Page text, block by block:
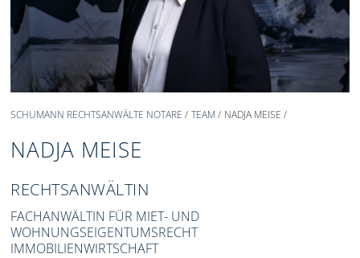
SCHUMANN RECHTSANWÄLTE NOTARE TEAM NADJA MEISE
NADJA MEISE
RECHTSANWÄLTIN
FACHANWÄLTIN FÜR MIET- UND
WOHNUNGSEIGENTUMSRECHT
IMMOBILIENWIRTSCHAFT